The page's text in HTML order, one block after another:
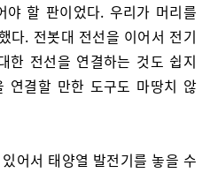
야 할 판이었다. 우리가 머리를
다. 전봇대 전선을 이어서 전기
한 전선을 연결하는 것도 쉽지
연결할 만한 도구도 마땅치 않
어서 태양열 발전기를 놓을 수